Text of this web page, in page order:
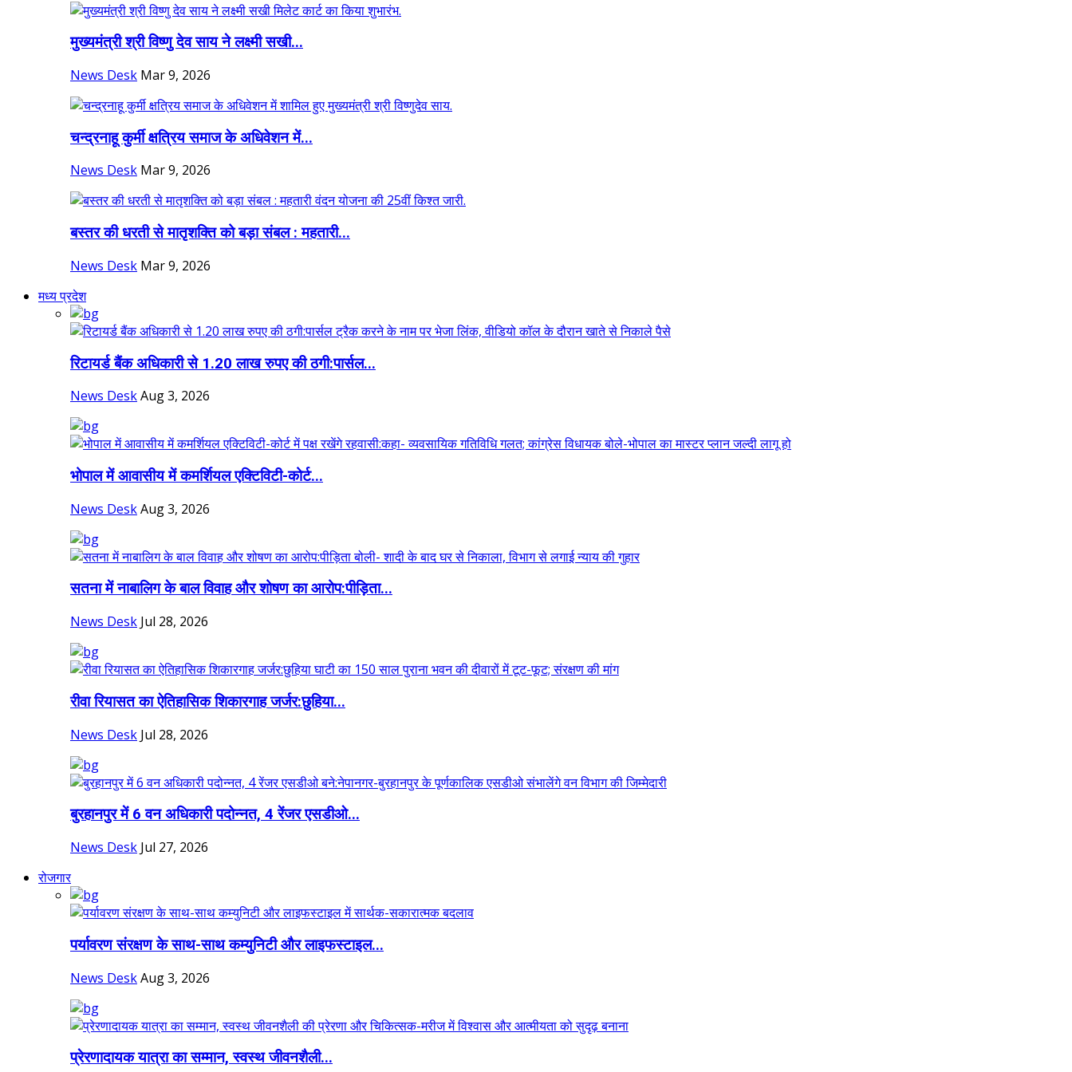
मुख्यमंत्री श्री विष्णु देव साय ने लक्ष्मी सखी...
News Desk Mar 9, 2026
चन्द्रनाहू कुर्मी क्षत्रिय समाज के अधिवेशन में...
News Desk Mar 9, 2026
बस्तर की धरती से मातृशक्ति को बड़ा संबल : महतारी...
News Desk Mar 9, 2026
मध्य प्रदेश
रिटायर्ड बैंक अधिकारी से 1.20 लाख रुपए की ठगी:पार्सल...
News DeskAug 3, 2026
भोपाल में आवासीय में कमर्शियल एक्टिविटी-कोर्ट...
News DeskAug 3, 2026
सतना में नाबालिग के बाल विवाह और शोषण का आरोप:पीड़िता...
News Desk Jul 28, 2026
रीवा रियासत का ऐतिहासिक शिकारगाह जर्जर:छुहिया...
News Desk Jul 28, 2026
बुरहानपुर में 6 वन अधिकारी पदोन्नत, 4 रेंजर एसडीओ...
News Desk Jul 27, 2026
रोजगार
पर्यावरण संरक्षण के साथ-साथ कम्युनिटी और लाइफस्टाइल...
News DeskAug 3, 2026
प्रेरणादायक यात्रा का सम्मान, स्वस्थ जीवनशैली...